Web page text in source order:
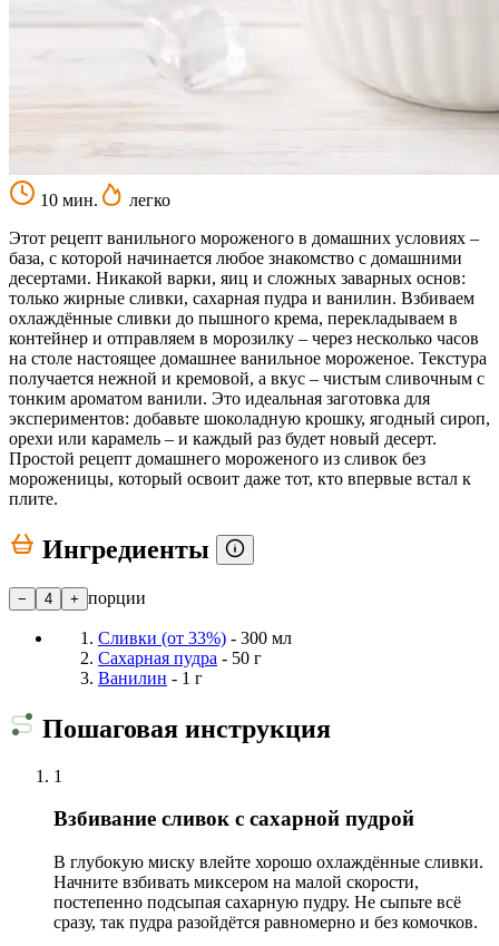
10 мин.
легко
Этот рецепт ванильного мороженого в домашних условиях –
база, с которой начинается любое знакомство с домашними
десертами. Никакой варки, яиц и сложных заварных основ:
только жирные сливки, сахарная пудра и ванилин. Взбиваем
охлаждённые сливки до пышного крема, перекладываем в
контейнер и отправляем в морозилку – через несколько часов
на столе настоящее домашнее ванильное мороженое. Текстура
получается нежной и кремовой, а вкус – чистым сливочным с
тонким ароматом ванили. Это идеальная заготовка для
экспериментов: добавьте шоколадную крошку, ягодный сироп,
орехи или карамель – и каждый раз будет новый десерт.
Простой рецепт домашнего мороженого из сливок без
мороженицы, который освоит даже тот, кто впервые встал к
плите.
Ингредиенты
− 4 + порции
Сливки (от 33%) - 300 мл
Сахарная пудра - 50 г
Ванилин - 1 г
Пошаговая инструкция
1
Взбивание сливок с сахарной пудрой
В глубокую миску влейте хорошо охлаждённые сливки.
Начните взбивать миксером на малой скорости,
постепенно подсыпая сахарную пудру. Не сыпьте всё
сразу, так пудра разойдётся равномерно и без комочков.